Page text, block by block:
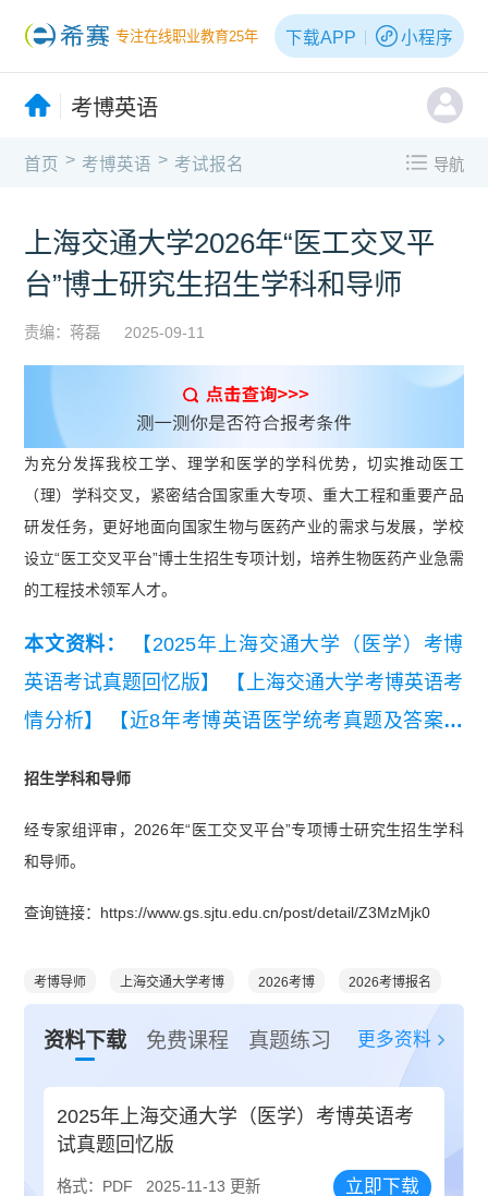
专注在线职业教育25年 下载APP 小程序
考博英语
首页 > 考博英语 > 考试报名 导航
上海交通大学2026年“医工交叉平
台”博士研究生招生学科和导师
责编：蒋磊 2025-09-11
为充分发挥我校工学、理学和医学的学科优势，切实推动医工
（理）学科交叉，紧密结合国家重大专项、重大工程和重要产品
研发任务，更好地面向国家生物与医药产业的需求与发展，学校
设立“医工交叉平台”博士生招生专项计划，培养生物医药产业急需
的工程技术领军人才。
本文资料：
【2025年上海交通大学（医学）考博
英语考试真题回忆版】
【上海交通大学考博英语考
情分析】
【近8年考博英语医学统考真题及答案汇
招生学科和导师
经专家组评审，2026年“医工交叉平台”专项博士研究生招生学科
和导师。
查询链接：https://www.gs.sjtu.edu.cn/post/detail/Z3MzMjk0
考博导师 上海交通大学考博 2026考博 2026考博报名
资料下载 免费课程 真题练习 更多资料
2025年上海交通大学（医学）考博英语考
试真题回忆版
格式：PDF 2025-11-13 更新 立即下载